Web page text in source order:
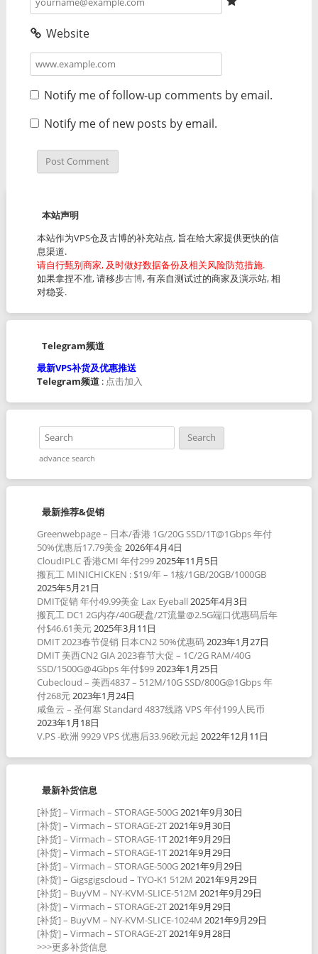
Website
Notify me of follow-up comments by email.
Notify me of new posts by email.
本站声明
本站作为VPS仓及古博的补充站点, 旨在给大家提供更快的信
息渠道.
请自行甄别商家, 及时做好数据备份及相关风险防范措施.
如果拿捏不准, 请移步古博, 有亲自测试过的商家及演示站, 相
对稳妥.
Telegram频道
最新VPS补货及优惠推送
Telegram频道: 点击加入
advance search
最新推荐&促销
Greenwebpage – 日本/香港 1G/20G SSD/1T@1Gbps 年付
50%优惠后17.79美金 2026年4月4日
CloudIPLC 香港CMI 年付2992025年11月5日
搬瓦工 MINICHICKEN : $19/年 – 1核/1GB/20GB/1000GB
2025年5月21日
DMIT促销 年付49.99美金 Lax Eyeball 2025年4月3日
搬瓦工 DC1 2G内存/40G硬盘/2T流量@2.5G端口优惠码后年
付$46.61美元2025年3月11日
DMIT 2023春节促销 日本CN2 50%优惠码2023年1月27日
DMIT 美西CN2 GIA 2023春节大促 – 1C/2G RAM/40G
SSD/1500G@4Gbps 年付$992023年1月25日
Cubecloud – 美西4837 – 512M/10G SSD/800G@1Gbps 年
付268元2023年1月24日
咸鱼云 – 圣何塞 Standard 4837线路 VPS 年付199人民币
2023年1月18日
V.PS -欧洲 9929 VPS 优惠后33.96欧元起 2022年12月11日
最新补货信息
[补货] – Virmach – STORAGE-500G2021年9月30日
[补货] – Virmach – STORAGE-2T2021年9月30日
[补货] – Virmach – STORAGE-1T2021年9月29日
[补货] – Virmach – STORAGE-1T2021年9月29日
[补货] – Virmach – STORAGE-500G2021年9月29日
[补货] – Gigsgigscloud – TYO-K1 512M 2021年9月29日
[补货] – BuyVM – NY-KVM-SLICE-512M 2021年9月29日
[补货] – Virmach – STORAGE-2T2021年9月29日
[补货] – BuyVM – NY-KVM-SLICE-1024M 2021年9月29日
[补货] – Virmach – STORAGE-2T2021年9月28日
>>>更多补货信息